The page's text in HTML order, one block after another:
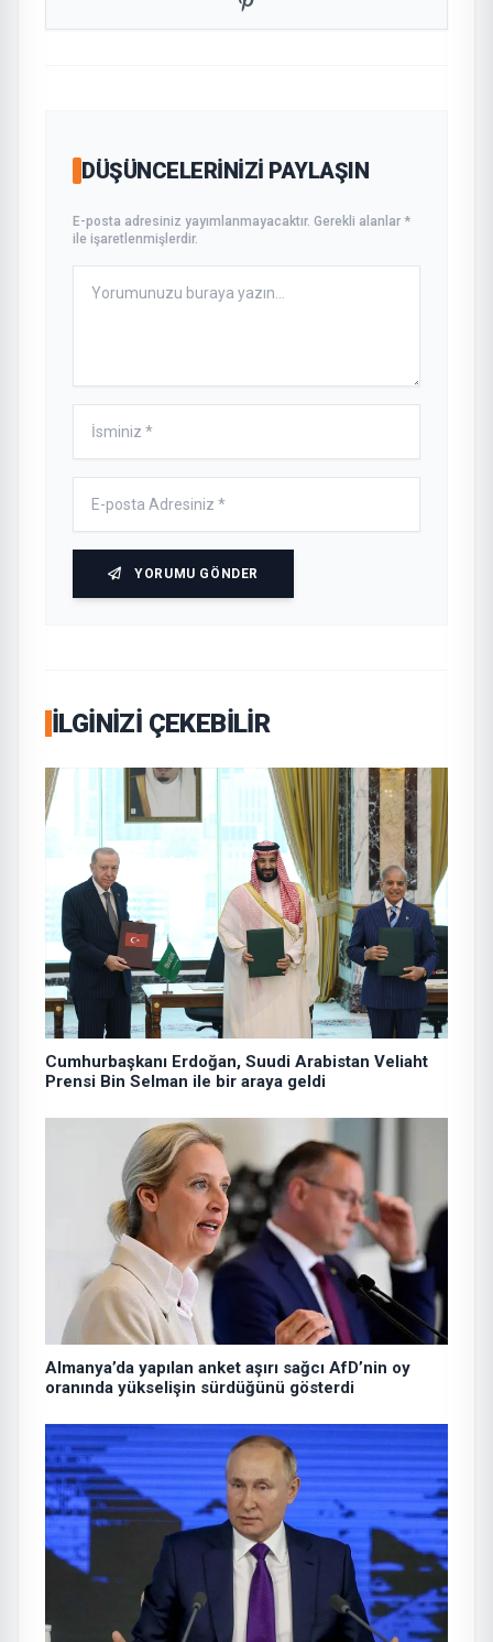
DÜŞÜNCELERINIZI PAYLAŞIN
E-posta adresiniz yayımlanmayacaktır. Gerekli alanlar *
ile işaretlenmişlerdir.
YORUMU GÖNDER
İLGINIZI ÇEKEBILIR
Cumhurbaşkanı Erdoğan, Suudi Arabistan Veliaht
Prensi Bin Selman ile bir araya geldi
Almanya’da yapılan anket aşırı sağcı AfD’nin oy
oranında yükselişin sürdüğünü gösterdi